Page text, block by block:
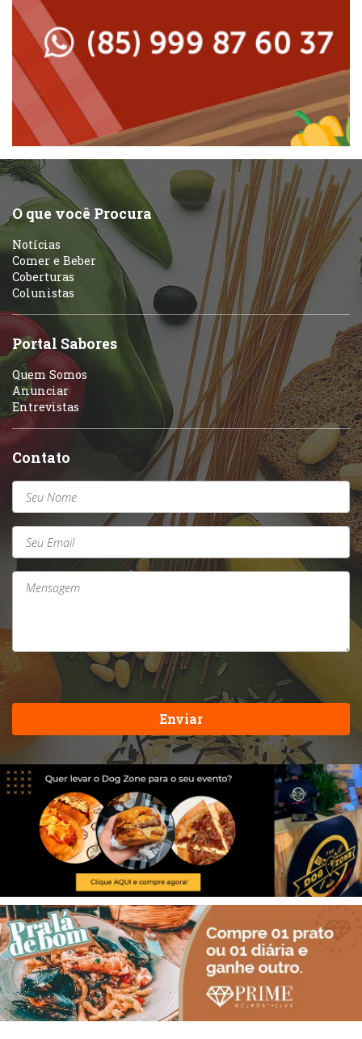
Massas
Peixes e Frutos do Mar
Pizzarias
Portuguesa
Self-service
Sobremesas e sorvetes
Peixes e Frutos do Mar
Pizzarias
Portuguesa
Sobremesas e sorvetes
Variados
O que você Procura
Notícias
Comer e Beber
Coberturas
Colunistas
Portal Sabores
Quem Somos
Anunciar
Entrevistas
Contato
Enviar